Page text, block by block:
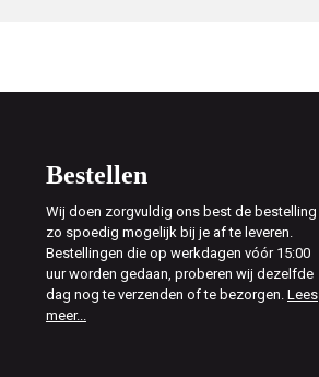
Bestellen
Wij doen zorgvuldig ons best de bestelling
zo spoedig mogelijk bij je af te leveren.
Bestellingen die op werkdagen vóór 15:00
uur worden gedaan, proberen wij dezelfde
dag nog te verzenden of te bezorgen. Lees
meer...